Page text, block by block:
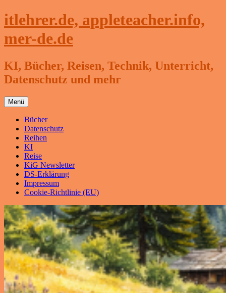
Zum
Inhalt
itlehrer.de, appleteacher.info,
mer-de.de
KI, Bücher, Reisen, Technik, Unterricht,
Datenschutz und mehr
Menü
Bücher
Datenschutz
Reihen
KI
Reise
KiG Newsletter
DS-Erklärung
Impressum
Cookie-Richtlinie (EU)